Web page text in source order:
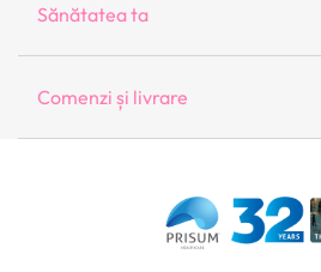
Toate produsele
Întrebări frecvente
Bio-Kult Everyday
Bio-Kult S.Boulardii
Sănătatea ta
Articole medicale
Comenzi și livrare